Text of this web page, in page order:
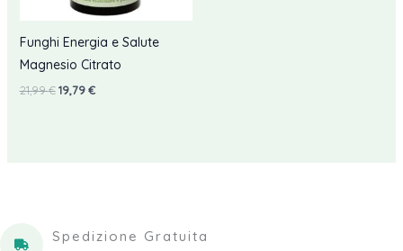
Funghi Energia e Salute
Magnesio Citrato
21,99€ Il19,79€Il
Spedizione Gratuita